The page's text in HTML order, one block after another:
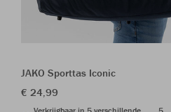
JAKO Sporttas Iconic
€ 24,99